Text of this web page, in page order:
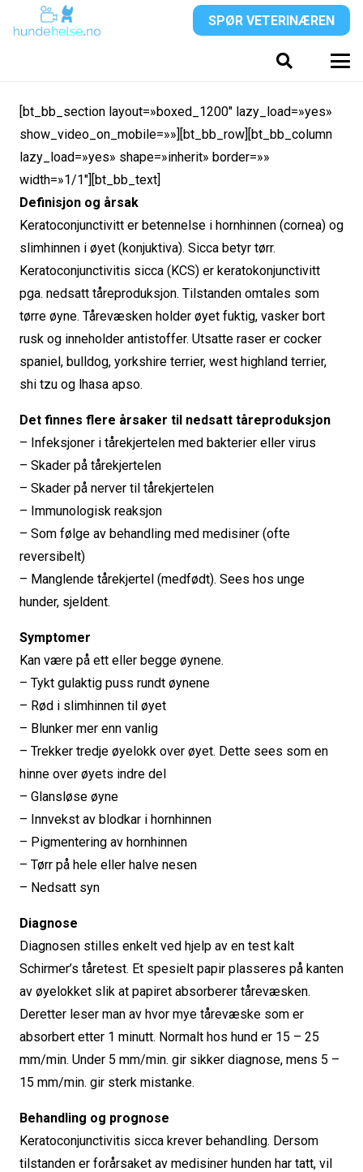
SPØR VETERINÆREN
[bt_bb_section layout=»boxed_1200″ lazy_load=»yes»
show_video_on_mobile=»»][bt_bb_row][bt_bb_column
lazy_load=»yes» shape=»inherit» border=»»
width=»1/1″][bt_bb_text]
Definisjon og årsak
Keratoconjunctivitt er betennelse i hornhinnen (cornea) og
slimhinnen i øyet (konjuktiva). Sicca betyr tørr.
Keratoconjunctivitis sicca (KCS) er keratokonjunctivitt
pga. nedsatt tåreproduksjon. Tilstanden omtales som
tørre øyne. Tårevæsken holder øyet fuktig, vasker bort
rusk og inneholder antistoffer. Utsatte raser er cocker
spaniel, bulldog, yorkshire terrier, west highland terrier,
shi tzu og lhasa apso.
Det finnes flere årsaker til nedsatt tåreproduksjon
– Infeksjoner i tårekjertelen med bakterier eller virus
– Skader på tårekjertelen
– Skader på nerver til tårekjertelen
– Immunologisk reaksjon
– Som følge av behandling med medisiner (ofte
reversibelt)
– Manglende tårekjertel (medfødt). Sees hos unge
hunder, sjeldent.
Symptomer
Kan være på ett eller begge øynene.
– Tykt gulaktig puss rundt øynene
– Rød i slimhinnen til øyet
– Blunker mer enn vanlig
– Trekker tredje øyelokk over øyet. Dette sees som en
hinne over øyets indre del
– Glansløse øyne
– Innvekst av blodkar i hornhinnen
– Pigmentering av hornhinnen
– Tørr på hele eller halve nesen
– Nedsatt syn
Diagnose
Diagnosen stilles enkelt ved hjelp av en test kalt
Schirmer’s tåretest. Et spesielt papir plasseres på kanten
av øyelokket slik at papiret absorberer tårevæsken.
Deretter leser man av hvor mye tårevæske som er
absorbert etter 1 minutt. Normalt hos hund er 15 – 25
mm/min. Under 5 mm/min. gir sikker diagnose, mens 5 –
15 mm/min. gir sterk mistanke.
Behandling og prognose
Keratoconjunctivitis sicca krever behandling. Dersom
tilstanden er forårsaket av medisiner hunden har tatt, vil